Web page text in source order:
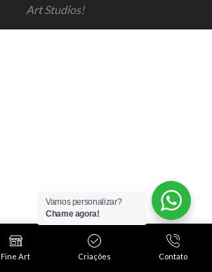
Art Studios!
Fine Art Criações Contato
Vamos personalizar?
Chame agora!